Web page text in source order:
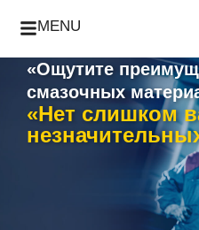
MENU
«Ощутите
смазочных
«Нет слишком